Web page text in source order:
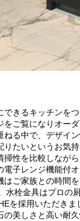
きるキッチンを
ご覧になりオー
る中で、デザイ
たいというお気
性を比較しなが
子レンジ機能付
ご家族との時間
水栓金具はプロの
を採用いただき
美しさと高い耐